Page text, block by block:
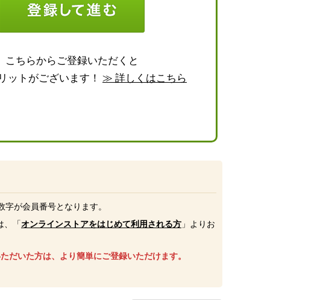
こちらからご登録いただくと
ットがございます！ ≫ 詳しくはこちら
が会員番号となります。
、「オンラインストアをはじめて利用される方 」よりお
だいた方は、より簡単にご登録いただけます。